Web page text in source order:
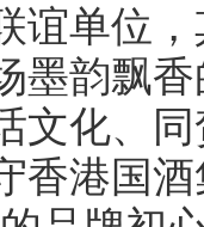
谊单位
墨韵飘
文化、
香港国